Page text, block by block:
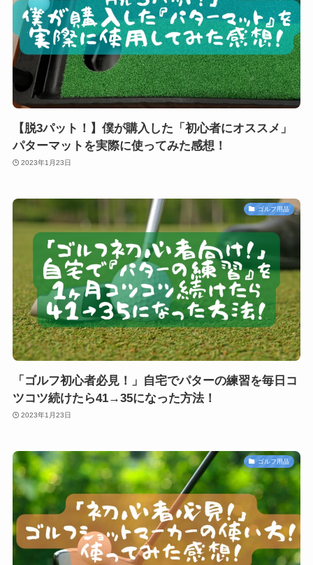
【脱3パット！】僕が購入した「初心者にオススメ」
パターマットを実際に使ってみた感想！
2023年1月23日
ゴルフ用品
「ゴルフ初心者必見！」自宅でパターの練習を毎日コ
ツコツ続けたら41→35になった方法！
2023年1月23日
ゴルフ用品